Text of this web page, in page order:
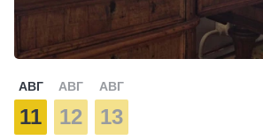
АВГ
11
АВГ
12
АВГ
13